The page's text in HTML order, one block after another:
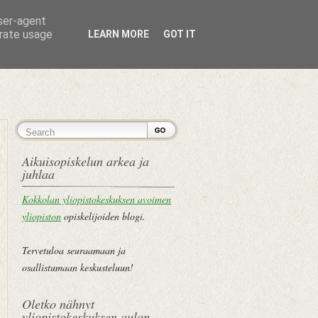
Aikuisopiskelun arkea ja
juhlaa
Kokkolan yliopistokeskuksen avoimen
yliopiston opiskelijoiden blogi.
Tervetuloa seuraamaan ja
osallistumaan keskusteluun!
Oletko nähnyt
agent
usage
LEARN MORE GOT IT